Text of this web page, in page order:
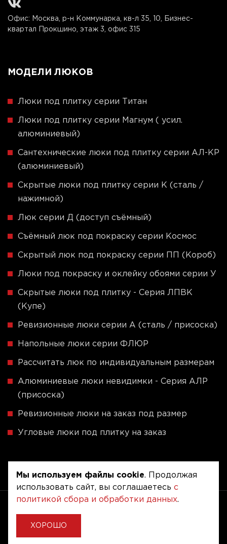
Офис: Москва, р-н Коммунарка, кв-л 35, 10, Бизнес-
квартал Прокшино, этаж 3, офис 315
МОДЕЛИ ЛЮКОВ
Люки под плитку серии Титан
Люки под плитку серии Магнум ( усил.
алюминиевый)
Сантехнические люки под плитку серии АЛ-КР
(алюминиевый)
Скрытые люки под плитку серии K (сталь /
нажимной)
Люк серии Д (доступ съёмный)
Съёмный люк под покраску серии Космос
Скрытый люк под покраску серии ПП (Короб)
Люки под покраску и оклейку обоями серии У
Скрытые люки под плитку - Серия ЛПВК
(Купе)
Ревизионные люки серии A (сталь / присоска)
Напольные люки серии ФЛЮР
Рассчитать люк по индивидуальным размерам
Алюминиевые люки невидимки - Серия АЛР
(присоска)
Ревизионные люки на заказ под размер
Угловые люки под плитку на заказ
Copyright © 2020 - 2026. Люкер, ревизионные
сантехнические люки.
Разработка и продвижение -
Мы используем файлы cookie. Продолжая
использовать сайт, вы соглашаетесь с
политикой сбора и обработки данных.
ХОРОШО